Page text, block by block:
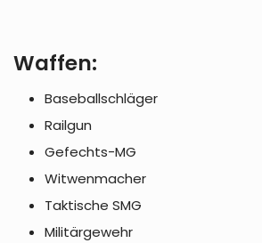
Waffen:
Baseballschläger
Railgun
Gefechts-MG
Witwenmacher
Taktische SMG
Militärgewehr